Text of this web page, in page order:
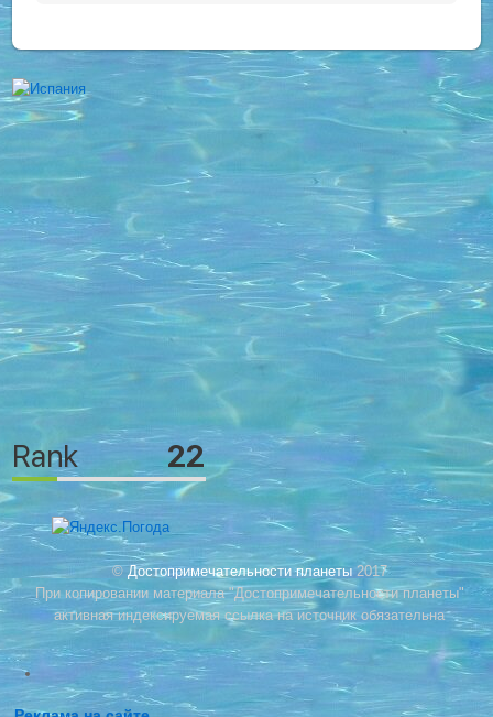
©Достопримечательности планеты2017
При копировании материала "Достопримечательности планеты"
активная индексируемая ссылка на источник обязательна